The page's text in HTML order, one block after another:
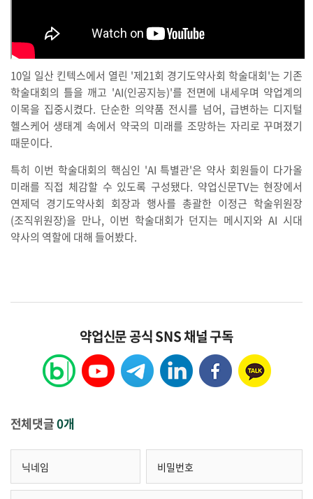
10일 일산 킨텍스에서 열린 '제21회 경기도약사회 학술대회'는 기존
학술대회의 틀을 깨고 'AI(인공지능)'를 전면에 내세우며 약업계의
이목을 집중시켰다. 단순한 의약품 전시를 넘어, 급변하는 디지털
헬스케어 생태계 속에서 약국의 미래를 조망하는 자리로 꾸며졌기
때문이다.
특히 이번 학술대회의 핵심인 'AI 특별관'은 약사 회원들이 다가올
미래를 직접 체감할 수 있도록 구성됐다. 약업신문TV는 현장에서
연제덕 경기도약사회 회장과 행사를 총괄한 이정근 학술위원장
(조직위원장)을 만나, 이번 학술대회가 던지는 메시지와 AI 시대
약사의 역할에 대해 들어봤다.
약업신문 공식 SNS 채널 구독
전체댓글0개